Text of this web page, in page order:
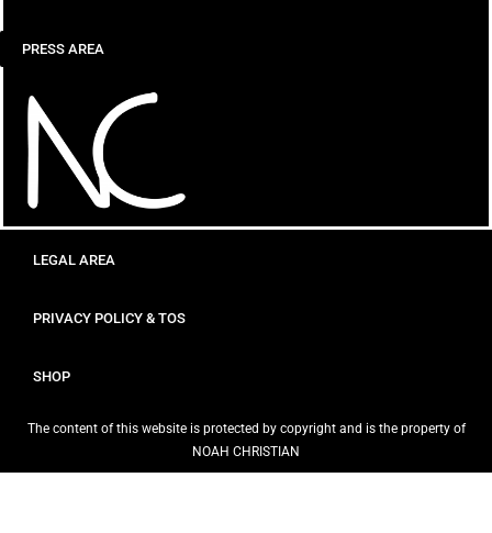
PRESS AREA
LEGAL AREA
PRIVACY POLICY & TOS
SHOP
The content of this website is protected by copyright and is the property of
NOAH CHRISTIAN